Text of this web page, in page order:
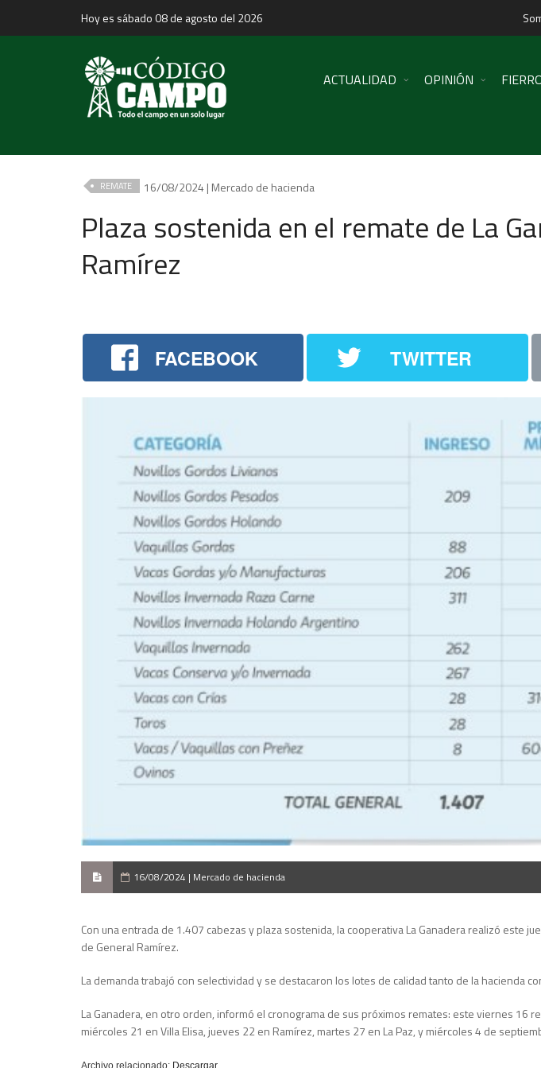
Hoy es sábado 08 de agosto del 2026
ACTUALIDAD OPINIÓN
REMATE 16/08/2024 | Mercado de hacienda
Plaza sostenida en el remate de La
Ramírez
FACEBOOK TWITTER
16/08/2024 | Mercado de hacienda
Con una entrada de 1.407 cabezas y plaza sostenida, la cooperativa La Ganadera realizó este
de General Ramírez.
La demanda trabajó con selectividad y se destacaron los lotes de calidad tanto de la hacienda
La Ganadera, en otro orden, informó el cronograma de sus próximos remates: este viernes 16
miércoles 21 en Villa Elisa, jueves 22 en Ramírez, martes 27 en La Paz, y miércoles 4 de
Archivo relacionado: Descargar